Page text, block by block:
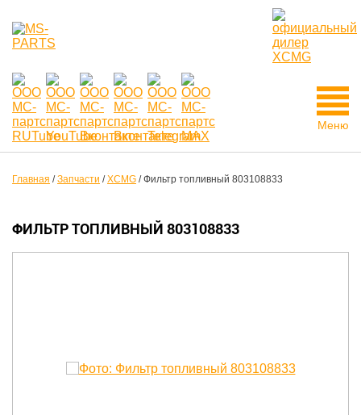
Меню
Главная /Запчасти /XCMG /Фильтр топливный 803108833
ФИЛЬТР ТОПЛИВНЫЙ 803108833